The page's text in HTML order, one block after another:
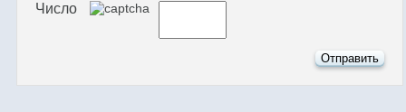
Число